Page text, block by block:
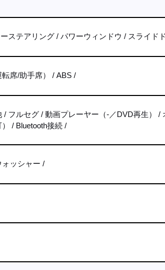
ステアリング パワーウィンドウ スライド
席/助手席） ABS
フルセグ 動画プレーヤー（-／DVD再生）
Bluetooth接続
ッシャー